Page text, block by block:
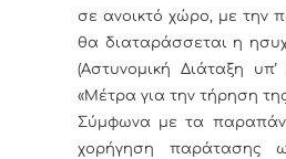
σε ανοικτό χώρο, με την
θα διαταράσσεται η
(Αστυνομική Διάταξη υπ’
«Μέτρα για την τήρηση
Σύμφωνα με τα
χορήγηση παράτασης